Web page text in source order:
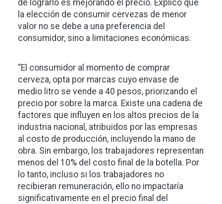
de lograrlo es mejorando el precio. Explicó que
la elección de consumir cervezas de menor
valor no se debe a una preferencia del
consumidor, sino a limitaciones económicas.
“El consumidor al momento de comprar
cerveza, opta por marcas cuyo envase de
medio litro se vende a 40 pesos, priorizando el
precio por sobre la marca. Existe una cadena de
factores que influyen en los altos precios de la
industria nacional, atribuidos por las empresas
al costo de producción, incluyendo la mano de
obra. Sin embargo, los trabajadores representan
menos del 10% del costo final de la botella. Por
lo tanto, incluso si los trabajadores no
recibieran remuneración, ello no impactaría
significativamente en el precio final del